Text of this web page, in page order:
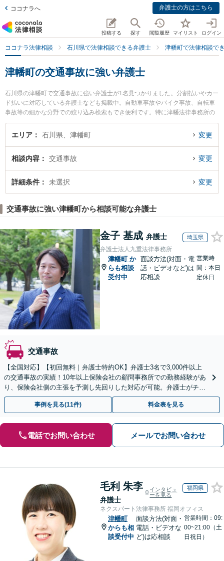
ココナラへ 弁護士の方はこちら
投稿する 探す 閲覧履歴 マイリスト ログイン
ココナラ法律相談 石川県で法律相談できる弁護士 津幡町で法律相談で
津幡町の交通事故に強い弁護士
石川県の津幡町で交通事故に強い弁護士が1名見つかりました。分割払いやカー
ド払いに対応している弁護士なども掲載中。自動車事故やバイク事故、自転車
事故等の細かな分野での絞り込み検索もでき便利です。特に津幡法律事務所の
横見 健太弁護士のプロフィール情報や弁護士費用、強みなどが注目されていま
す。『津幡町で土日や夜間に発生した交通事故のトラブルを今すぐに弁護士に
したい』などでお困りの相談者さんにおすすめです。
エリア 石川県、津幡町 変更
相談内容 交通事故 変更
詳細条件 未選択 変更
交通事故に強い津幡町から相談可能な弁護士
金子 基成 弁護士 埼玉県
弁護士法人九重法律事務所
津幡町 か
らも相談
受付中
面談方法(対面・電
話・ビデオなど)は
応相談
営業時
間：本日
定休日
交通事故
【全国対応】【初回無料｜弁護士特約OK】弁護士3名で3,000件以上
の交通事故の実績！10年以上保険会社の顧問事務所での勤務経験があ
り、保険会社側の主張を予測し先回りした対応が可能。弁護士がチー
ムとなり示談交渉、休業損害、後遺障害等に対応。
事例を見る(11件) 料金表を見る
電話でお問い合わせ メールでお問い合わせ
毛利 朱李
弁護士
インタビュ
ーを見る
福岡県
ネクスパート法律事務所 福岡オフィス
津幡町
からも相
談受付中
面談方法(対面・
電話・ビデオな
ど)は応相談
営業時間：09:
00~21:00（土
日祝日）